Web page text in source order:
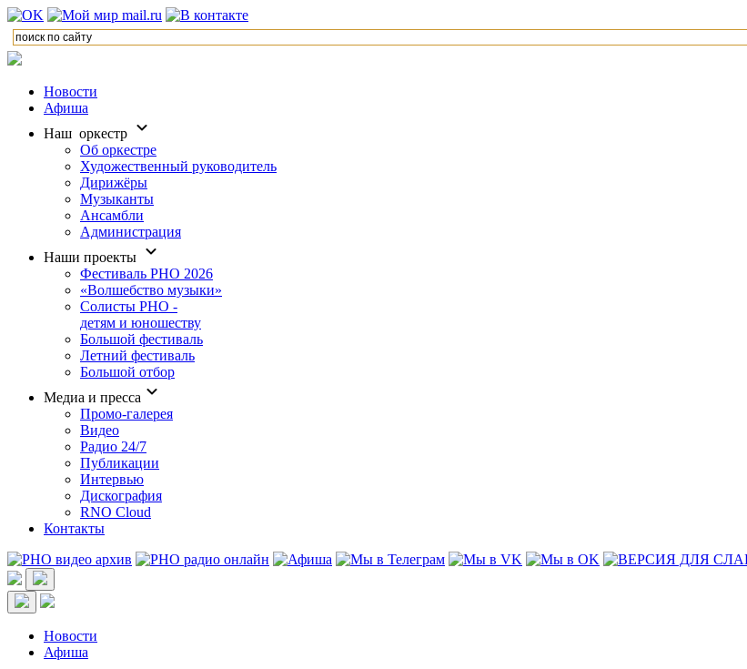
Новости
Афиша
Наш оркестр
Об оркестре
Художественный руководитель
Дирижёры
Музыканты
Ансамбли
Администрация
Наши проекты
Фестиваль РНО 2026
«Волшебство музыки»
Солисты РНО -
детям и юношеству
Большой фестиваль
Летний фестиваль
Большой отбор
Медиа и пресса
Промо-галерея
Видео
Радио 24/7
Публикации
Интервью
Дискография
RNO Cloud
Контакты
Новости
Афиша